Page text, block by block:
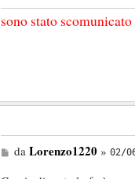
g
sono stato scomunicato
M
da Lorenzo1220» 02/